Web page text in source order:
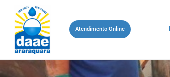
Atendimento Online